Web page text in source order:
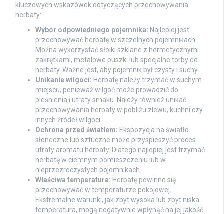
kluczowych wskazówek dotyczących przechowywania
herbaty:
Wybór odpowiedniego pojemnika: Najlepiej jest
przechowywać herbatę w szczelnych pojemnikach.
Można wykorzystać słoiki szklane z hermetycznymi
zakrętkami, metalowe puszki lub specjalne torby do
herbaty. Ważne jest, aby pojemnik był czysty i suchy.
Unikanie wilgoci: Herbatę należy trzymać w suchym
miejscu, ponieważ wilgoć może prowadzić do
pleśnienia i utraty smaku. Należy również unikać
przechowywania herbaty w pobliżu zlewu, kuchni czy
innych źródeł wilgoci.
Ochrona przed światłem: Ekspozycja na światło
słoneczne lub sztuczne może przyspieszyć proces
utraty aromatu herbaty. Dlatego najlepiej jest trzymać
herbatę w ciemnym pomieszczeniu lub w
nieprzezroczystych pojemnikach.
Właściwa temperatura: Herbatę powinno się
przechowywać w temperaturze pokojowej.
Ekstremalne warunki, jak zbyt wysoka lub zbyt niska
temperatura, mogą negatywnie wpłynąć na jej jakość.